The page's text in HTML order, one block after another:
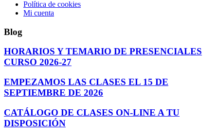
Política de cookies
Mi cuenta
Blog
HORARIOS Y TEMARIO DE PRESENCIALES
CURSO 2026-27
EMPEZAMOS LAS CLASES EL 15 DE
SEPTIEMBRE DE 2026
CATÁLOGO DE CLASES ON-LINE A TU
DISPOSICIÓN